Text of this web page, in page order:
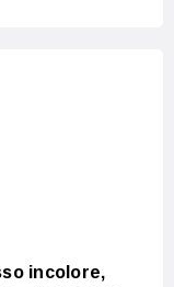
incolore,